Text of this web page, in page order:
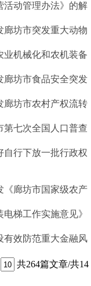
活动管理办法》的解
廊坊市突发重大动物
业机械化和农机装备
廊坊市食品安全突发
廊坊市农村产权流转
第七次全国人口普查
自行下放一批行政权
《廊坊市国家级农产
梯工作实施意见》
有效防范重大金融风
共264篇文章/共14